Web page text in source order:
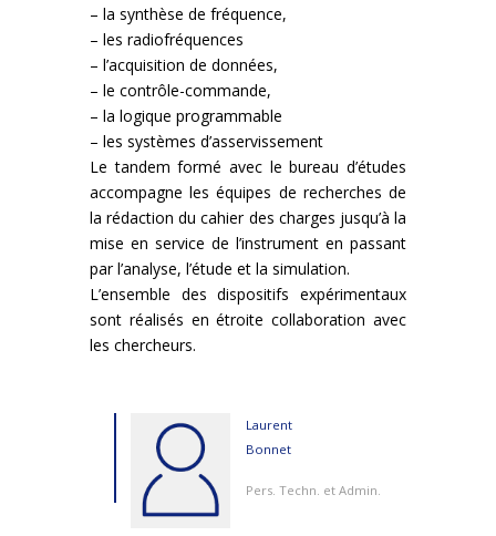
– la synthèse de fréquence,
– les radiofréquences
– l’acquisition de données,
– le contrôle-commande,
– la logique programmable
– les systèmes d’asservissement
Le tandem formé avec le bureau d’études
accompagne les équipes de recherches de
la rédaction du cahier des charges jusqu’à la
mise en service de l’instrument en passant
par l’analyse, l’étude et la simulation.
L’ensemble des dispositifs expérimentaux
sont réalisés en étroite collaboration avec
les chercheurs.
Laurent
Bonnet
Pers. Techn. et Admin.